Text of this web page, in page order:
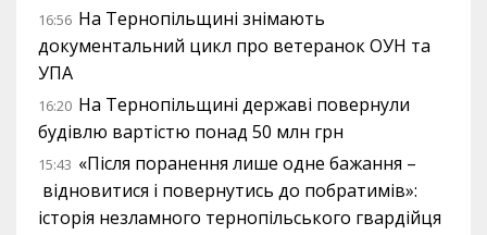
16:56 На Тернопільщині знімають
документальний цикл про ветеранок ОУН та
УПА
16:20 На Тернопільщині державі повернули
будівлю вартістю понад 50 млн грн
15:43 «Після поранення лише одне бажання –
відновитися і повернутись до побратимів»:
історія незламного тернопільського гвардійця